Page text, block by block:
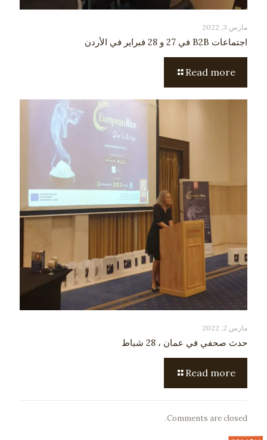
مارس 3, 2022
اجتماعات B2B في 27 و 28 فبراير في الأردن
Read more
مارس 2, 2022
حدث صحفي في عمان ، 28 شباط
Read more
Comments are closed.